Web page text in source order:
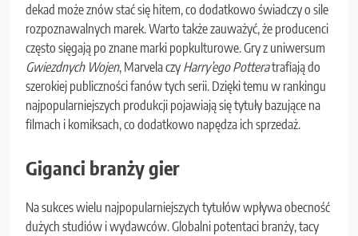
dekad może znów stać się hitem, co dodatkowo świadczy o sile
rozpoznawalnych marek. Warto także zauważyć, że producenci
często sięgają po znane marki popkulturowe. Gry z uniwersum
Gwiezdnych Wojen, Marvela czy Harry’ego Potteratrafiają do
szerokiej publiczności fanów tych serii. Dzięki temu w rankingu
najpopularniejszych produkcji pojawiają się tytuły bazujące na
filmach i komiksach, co dodatkowo napędza ich sprzedaż.
Giganci branży gier
Na sukces wielu najpopularniejszych tytułów wpływa obecność
dużych studiów i wydawców. Globalni potentaci branży, tacy